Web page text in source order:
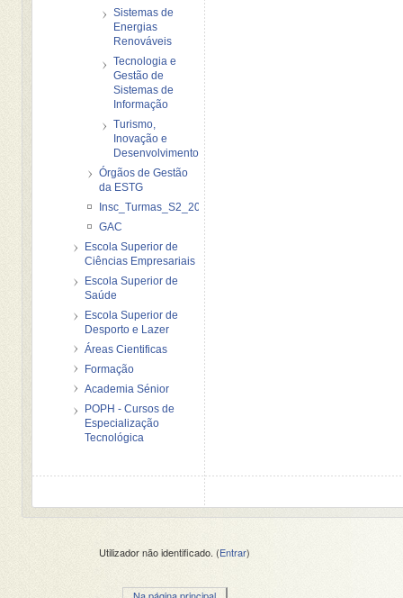
Sistemas de
Energias
Renováveis
Tecnologia e
Gestão de
Sistemas de
Informação
Turismo,
Inovação e
Desenvolvimento
Órgãos de Gestão
da ESTG
Insc_Turmas_S2_2012_2013
GAC
Escola Superior de
Ciências Empresariais
Escola Superior de
Saúde
Escola Superior de
Desporto e Lazer
Áreas Cientificas
Formação
Academia Sénior
POPH - Cursos de
Especialização
Tecnológica
Utilizador não identificado. (Entrar)
Na página principal